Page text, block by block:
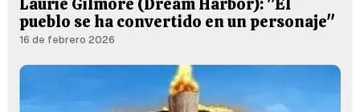
Laurie Gilmore (Dream Harbor): "El
pueblo se ha convertido en un personaje"
16 de febrero 2026